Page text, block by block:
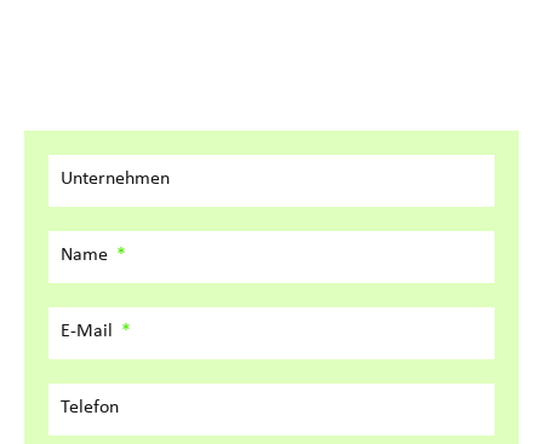
Unternehmen
Name
E-Mail
Telefon